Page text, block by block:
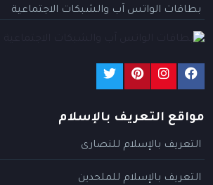
بطاقات الواتس آب والشبكات الاجتماعية
مواقع التعريف بالإسلام
التعريف بالإسلام للنصارى
التعريف بالإسلام للملحدين